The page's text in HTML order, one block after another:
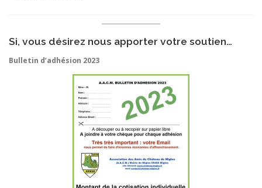
Si, vous désirez nous apporter votre soutien…
Bulletin d’adhésion 2023